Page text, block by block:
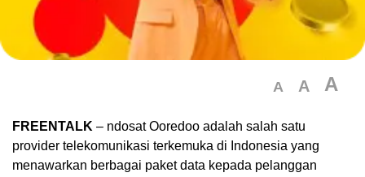
A A A
FREENTALK – ndosat Ooredoo adalah salah satu
provider telekomunikasi terkemuka di Indonesia yang
menawarkan berbagai paket data kepada pelanggan